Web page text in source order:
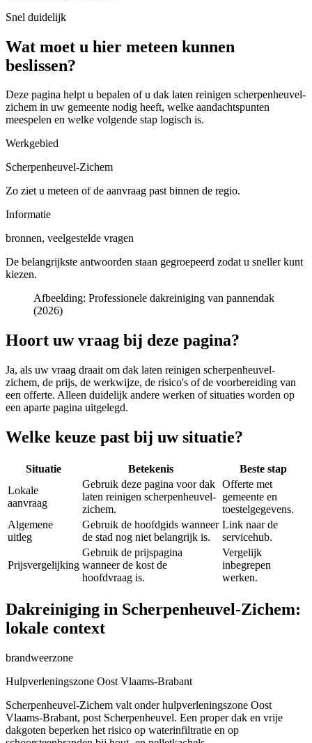
Snel duidelijk
Wat moet u hier meteen kunnen
beslissen?
Deze pagina helpt u bepalen of u dak laten reinigen scherpenheuvel-
zichem in uw gemeente nodig heeft, welke aandachtspunten
meespelen en welke volgende stap logisch is.
Werkgebied
Scherpenheuvel-Zichem
Zo ziet u meteen of de aanvraag past binnen de regio.
Informatie
bronnen, veelgestelde vragen
De belangrijkste antwoorden staan gegroepeerd zodat u sneller kunt
kiezen.
Afbeelding: Professionele dakreiniging van pannendak
(2026)
Hoort uw vraag bij deze pagina?
Ja, als uw vraag draait om dak laten reinigen scherpenheuvel-
zichem, de prijs, de werkwijze, de risico's of de voorbereiding van
een offerte. Alleen duidelijk andere werken of situaties worden op
een aparte pagina uitgelegd.
Welke keuze past bij uw situatie?
Situatie Betekenis
Beste stap
Lokale
aanvraag
Gebruik deze pagina voor dak
laten reinigen scherpenheuvel-
zichem.
Offerte met
gemeente en
toestelgegevens.
Algemene
uitleg
Gebruik de hoofdgids wanneer
de stad nog niet belangrijk is.
Link naar de
servicehub.
Prijsvergelijking
Gebruik de prijspagina
wanneer de kost de
hoofdvraag is.
Vergelijk
inbegrepen
werken.
Dakreiniging in Scherpenheuvel-Zichem:
lokale context
brandweerzone
Hulpverleningszone Oost Vlaams-Brabant
Scherpenheuvel-Zichem valt onder hulpverleningszone Oost
Vlaams-Brabant, post Scherpenheuvel. Een proper dak en vrije
dakgoten beperken het risico op waterinfiltratie en op